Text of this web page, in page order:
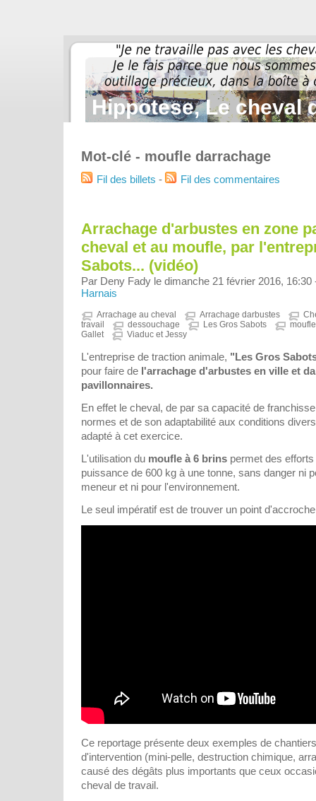
Hippotese, Le cheval
Mot-clé - moufle darrachage
Fil des billets - Fil des commentaires
Arrachage d'arbustes en zone
cheval et au moufle, par
Sabots... (vidéo)
Par Deny Fady le dimanche 21 février 2016,
Harnais
Arrachage au cheval Arrachage darbustes
travail
dessouchage Les Gros Sabots
Gallet
Viaduc et Jessy
L'entreprise de traction animale, "Les Gros
pour faire de l'arrachage d'arbustes en ville et
pavillonnaires.
En effet le cheval, de par sa capacité de
normes et de son adaptabilité aux conditions
adapté à cet exercice.
L'utilisation du moufle à 6 brins permet des
puissance de 600 kg à une tonne, sans danger ni
meneur et ni pour l'environnement.
Le seul impératif est de trouver un point
Ce reportage présente deux exemples de
d'intervention (mini-pelle, destruction chimique,
causé des dégâts plus importants que ceux
cheval de travail.